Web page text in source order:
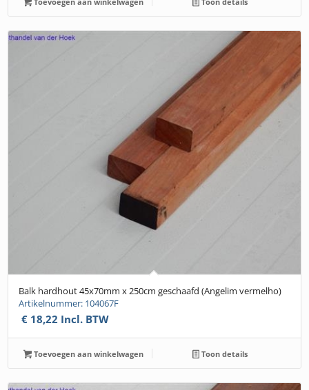
Balk hardhout 45x70mm x 250cm geschaafd (Angelim vermelho)
Artikelnummer: 104067F
€ 18,22 Incl. BTW
Toevoegen aan winkelwagen Toon details